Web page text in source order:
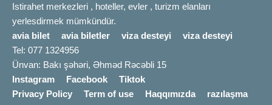
Istirahet merkezleri , hoteller, evler , turizm elanları
yerlesdirmek mümkündür.
avia bilet
avia biletler viza desteyi
viza desteyi
Tel: 077 1324956
Ünvan: Bakı şəhəri, Əhməd Rəcəbli 15
Instagram
Facebook
Tiktok
Privacy Policy
Term of use Haqqımızda
razılaşma